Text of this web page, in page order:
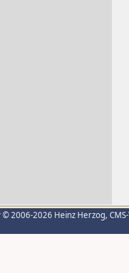
© 2006-2026 Heinz Herzog,